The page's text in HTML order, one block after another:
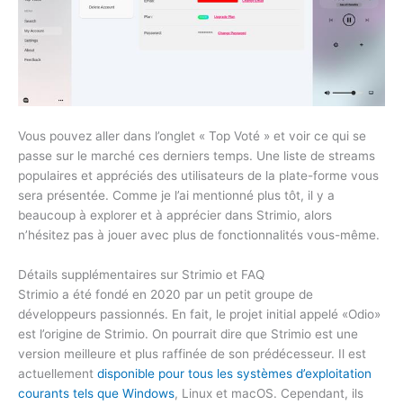
Vous pouvez aller dans l’onglet « Top Voté » et voir ce qui se
passe sur le marché ces derniers temps. Une liste de streams
populaires et appréciés des utilisateurs de la plate-forme vous
sera présentée. Comme je l’ai mentionné plus tôt, il y a
beaucoup à explorer et à apprécier dans Strimio, alors
n’hésitez pas à jouer avec plus de fonctionnalités vous-même.
Détails supplémentaires sur Strimio et FAQ
Strimio a été fondé en 2020 par un petit groupe de
développeurs passionnés. En fait, le projet initial appelé «Odio»
est l’origine de Strimio. On pourrait dire que Strimio est une
version meilleure et plus raffinée de son prédécesseur. Il est
actuellement disponible pour tous les systèmes d’exploitation
courants tels que Windows, Linux et macOS. Cependant, ils